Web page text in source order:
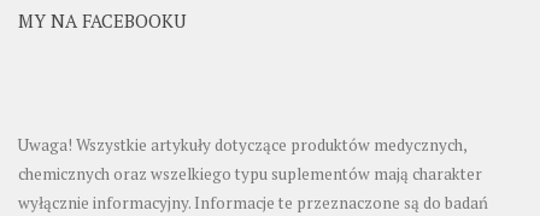
MY NA FACEBOOKU
Uwaga! Wszystkie artykuły dotyczące produktów medycznych,
chemicznych oraz wszelkiego typu suplementów mają charakter
wyłącznie informacyjny. Informacje te przeznaczone są do badań